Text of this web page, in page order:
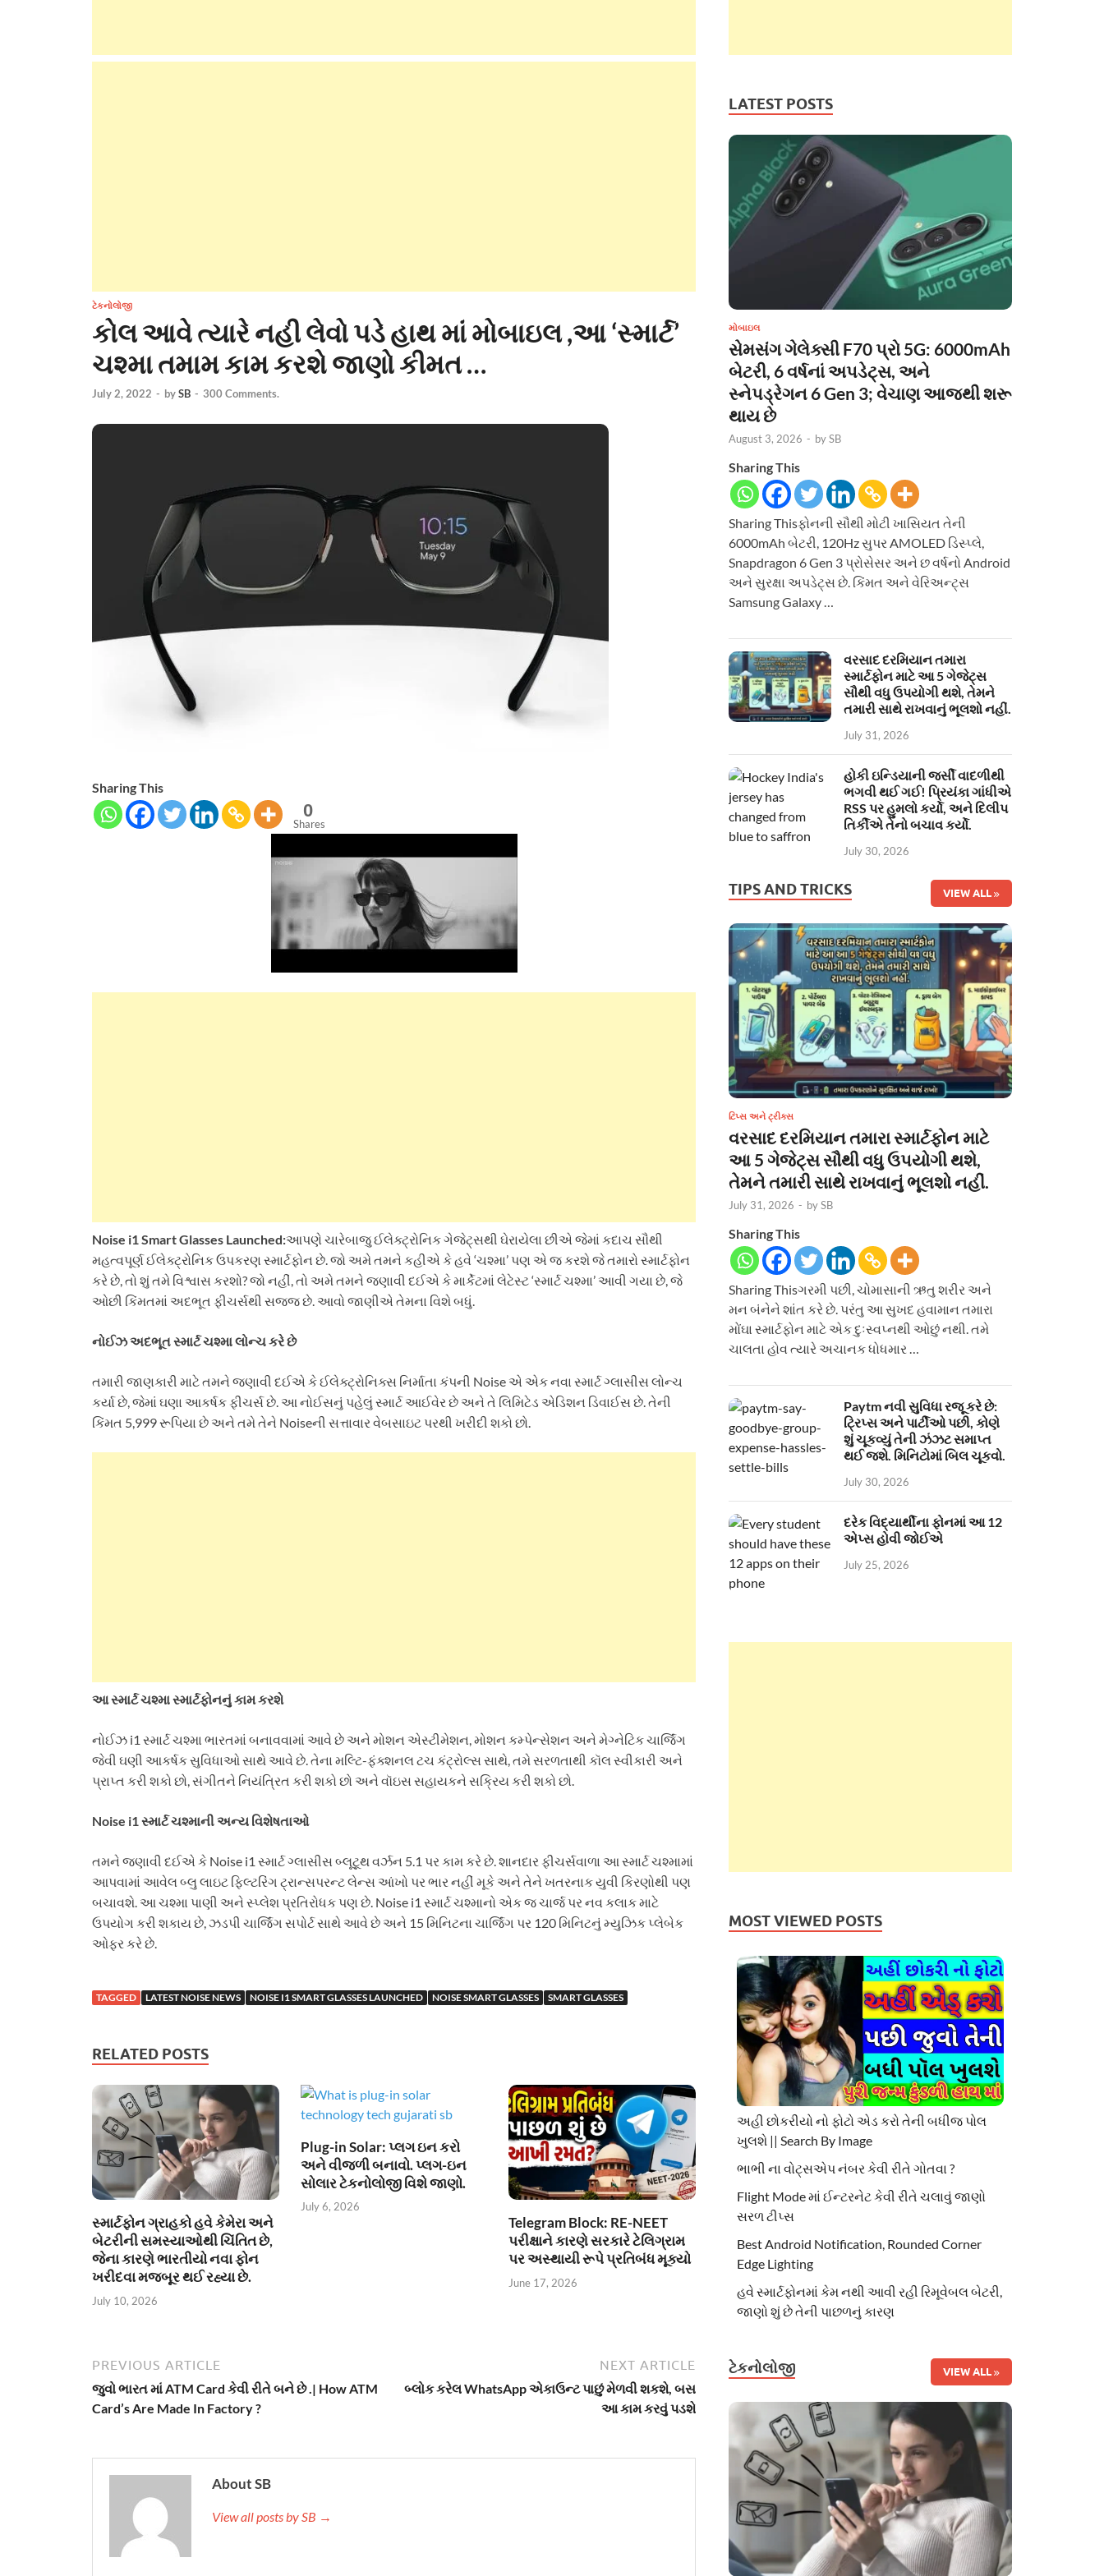
ટેકનોલોજી
કોલ આવે ત્યારે નહી લેવો પડે હાથ માં મોબાઇલ ,આ ‘સ્માર્ટ’
ચશ્મા તમામ કામ કરશે જાણો કીમત …
July 2, 2022 - bySB - 300 Comments.
Sharing This
0
Shares
Noise i1 Smart Glasses Launched:આપણે ચારેબાજુ ઈલેક્ટ્રોનિક ગેજેટ્સથી ઘેરાયેલા છીએ જેમાં કદાચ સૌથી
મહત્વપૂર્ણ ઈલેક્ટ્રોનિક ઉપકરણ સ્માર્ટફોન છે. જો અમે તમને કહીએ કે હવે ‘ચશ્મા’ પણ એ જ કરશે જે તમારો સ્માર્ટફોન
કરે છે, તો શું તમે વિશ્વાસ કરશો? જો નહીં, તો અમે તમને જણાવી દઈએ કે માર્કેટમાં લેટેસ્ટ ‘સ્માર્ટ ચશ્મા’ આવી ગયા છે, જે
ઓછી કિંમતમાં અદભૂત ફીચર્સથી સજ્જ છે. આવો જાણીએ તેમના વિશે બધું.
નોઈઝ અદભૂત સ્માર્ટ ચશ્મા લોન્ચ કરે છે
તમારી જાણકારી માટે તમને જણાવી દઈએ કે ઈલેક્ટ્રોનિક્સ નિર્માતા કંપની Noise એ એક નવા સ્માર્ટ ગ્લાસીસ લોન્ચ
કર્યા છે, જેમાં ઘણા આકર્ષક ફીચર્સ છે. આ નોઈસનું પહેલું સ્માર્ટ આઈવેર છે અને તે લિમિટેડ એડિશન ડિવાઈસ છે. તેની
કિંમત 5,999 રૂપિયા છે અને તમે તેને Noiseની સત્તાવાર વેબસાઇટ પરથી ખરીદી શકો છો.
આ સ્માર્ટ ચશ્મા સ્માર્ટફોનનું કામ કરશે
નોઈઝ i1 સ્માર્ટ ચશ્મા ભારતમાં બનાવવામાં આવે છે અને મોશન એસ્ટીમેશન, મોશન કમ્પેન્સેશન અને મેગ્નેટિક ચાર્જિંગ
જેવી ઘણી આકર્ષક સુવિધાઓ સાથે આવે છે. તેના મલ્ટિ-ફંક્શનલ ટચ કંટ્રોલ્સ સાથે, તમે સરળતાથી કૉલ સ્વીકારી અને
પ્રાપ્ત કરી શકો છો, સંગીતને નિયંત્રિત કરી શકો છો અને વૉઇસ સહાયકને સક્રિય કરી શકો છો.
Noise i1 સ્માર્ટ ચશ્માની અન્ય વિશેષતાઓ
તમને જણાવી દઈએ કે Noise i1 સ્માર્ટ ગ્લાસીસ બ્લૂટૂથ વર્ઝન 5.1 પર કામ કરે છે. શાનદાર ફીચર્સવાળા આ સ્માર્ટ ચશ્મામાં
આપવામાં આવેલ બ્લુ લાઇટ ફિલ્ટરિંગ ટ્રાન્સપરન્ટ લેન્સ આંખો પર ભાર નહીં મૂકે અને તેને ખતરનાક યુવી કિરણોથી પણ
બચાવશે. આ ચશ્મા પાણી અને સ્પ્લેશ પ્રતિરોધક પણ છે. Noise i1 સ્માર્ટ ચશ્માનો એક જ ચાર્જ પર નવ કલાક માટે
ઉપયોગ કરી શકાય છે, ઝડપી ચાર્જિંગ સપોર્ટ સાથે આવે છે અને 15 મિનિટના ચાર્જિંગ પર 120 મિનિટનું મ્યુઝિક પ્લેબેક
ઓફર કરે છે.
TAGGED LATEST NOISE NEWS NOISE I1 SMART GLASSES LAUNCHED NOISE SMART GLASSES SMART GLASSES
RELATED POSTS
સ્માર્ટફોન ગ્રાહકો હવે કેમેરા અને
બેટરીની સમસ્યાઓથી ચિંતિત છે,
જેના કારણે ભારતીયો નવા ફોન
ખરીદવા મજબૂર થઈ રહ્યા છે.
July 10, 2026
Plug-in Solar: પ્લગ ઇન કરો
અને વીજળી બનાવો. પ્લગ-ઇન
સોલાર ટેકનોલોજી વિશે જાણો.
July 6, 2026
Telegram Block: RE-NEET
પરીક્ષાને કારણે સરકારે ટેલિગ્રામ
પર અસ્થાયી રૂપે પ્રતિબંધ મૂક્યો
June 17, 2026
PREVIOUS ARTICLE
જુવો ભારત માં ATM Card કેવી રીતે બને છે .| How ATM
Card’s Are Made In Factory ?
NEXT ARTICLE
બ્લોક કરેલ WhatsApp એકાઉન્ટ પાછું મેળવી શકશે, બસ
આ કામ કરવું પડશે
About SB
View all posts by SB →
LATEST POSTS
મોબાઇલ
સેમસંગ ગેલેક્સી F70 પ્રો 5G: 6000mAh
બેટરી, 6 વર્ષનાં અપડેટ્સ, અને
સ્નેપડ્રેગન 6 Gen 3; વેચાણ આજથી શરૂ
થાય છે
August 3, 2026 - bySB
Sharing This
Sharing Thisફોનની સૌથી મોટી ખાસિયત તેની
6000mAh બેટરી, 120Hz સુપર AMOLED ડિસ્પ્લે,
Snapdragon 6 Gen 3 પ્રોસેસર અને છ વર્ષનો Android
અને સુરક્ષા અપડેટ્સ છે. કિંમત અને વેરિઅન્ટ્સ
Samsung Galaxy …
વરસાદ દરમિયાન તમારા
સ્માર્ટફોન માટે આ 5 ગેજેટ્સ
સૌથી વધુ ઉપયોગી થશે, તેમને
તમારી સાથે રાખવાનું ભૂલશો નહીં.
July 31, 2026
હોકી ઇન્ડિયાની જર્સી વાદળીથી
ભગવી થઈ ગઈ! પ્રિયંકા ગાંધીએ
RSS પર હુમલો કર્યો, અને દિલીપ
તિર્કીએ તેનો બચાવ કર્યો.
July 30, 2026
TIPS AND TRICKS VIEW ALL
ટિપ્સ અને ટ્રીક્સ
વરસાદ દરમિયાન તમારા સ્માર્ટફોન માટે
આ 5 ગેજેટ્સ સૌથી વધુ ઉપયોગી થશે,
તેમને તમારી સાથે રાખવાનું ભૂલશો નહીં.
July 31, 2026 - bySB
Sharing This
Sharing Thisગરમી પછી, ચોમાસાની ઋતુ શરીર અને
મન બંનેને શાંત કરે છે. પરંતુ આ સુખદ હવામાન તમારા
મોંઘા સ્માર્ટફોન માટે એક દુઃસ્વપ્નથી ઓછું નથી. તમે
ચાલતા હોવ ત્યારે અચાનક ધોધમાર …
Paytm નવી સુવિધા રજૂ કરે છે:
ટ્રિપ્સ અને પાર્ટીઓ પછી, કોણે
શું ચૂકવ્યું તેની ઝંઝટ સમાપ્ત
થઈ જશે. મિનિટોમાં બિલ ચૂકવો.
July 30, 2026
દરેક વિદ્યાર્થીના ફોનમાં આ 12
એપ્સ હોવી જોઈએ
July 25, 2026
MOST VIEWED POSTS
અહી છોકરીયો નો ફોટો એડ કરો તેની બધીજ પોલ
ખુલશે || Search By Image
ભાભી ના વોટ્સએપ નંબર કેવી રીતે ગોતવા ?
Flight Mode માં ઈન્ટરનેટ કેવી રીતે ચલાવું જાણો
સરળ ટીપ્સ
Best Android Notification, Rounded Corner
Edge Lighting
હવે સ્માર્ટફોનમાં કેમ નથી આવી રહી રિમૂવેબલ બેટરી,
જાણો શું છે તેની પાછળનું કારણ
ટેકનોલોજી VIEW ALL